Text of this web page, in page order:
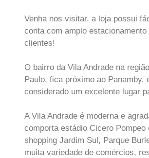
Venha nos visitar, a loja possui
conta com amplo estacionamento
clientes!
O bairro da Vila Andrade na
Paulo, fica próximo ao Panamby,
considerado um excelente lugar
A Vila Andrade é moderna e
comporta estádio Cicero Pompeo
shopping Jardim Sul, Parque
muita variedade de comércios,